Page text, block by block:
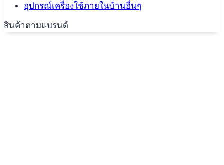
อุปกรณ์เครื่องใช้ภายในบ้านอื่นๆ
สินค้าตามแบรนด์